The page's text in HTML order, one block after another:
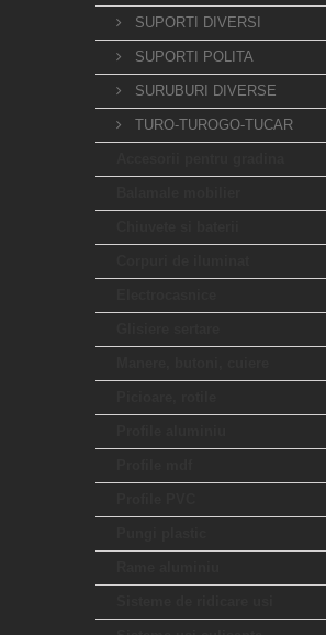
SUPORTI DIVERSI
SUPORTI POLITA
SURUBURI DIVERSE
TURO-TUROGO-TUCAR